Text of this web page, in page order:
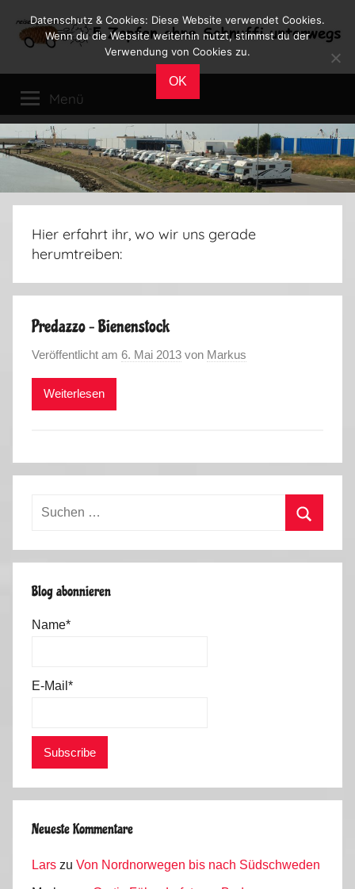
Inhalt
Reiseblog
Leben
im
Wohnmobil
Menü
Hier erfahrt ihr, wo wir uns gerade
herumtreiben:
Predazzo – Bienenstock
Veröffentlicht am 6. Mai 2013 von Markus
Weiterlesen
Suchen
Blog abonnieren
Name*
E-Mail*
Neueste Kommentare
Lars zu Von Nordnorwegen bis nach Südschweden
Datenschutz & Cookies: Diese Website verwendet Cookies.
Wenn du die Website weiterhin nutzt, stimmst du der
Verwendung von Cookies zu.
OK